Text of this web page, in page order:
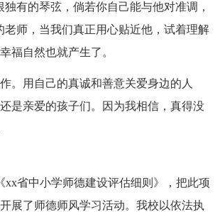
有的琴弦，倘若你自己能与他对准调，
师，当我们真正用心贴近他，试着理解
福自然也就产生了。
。用自己的真诚和善意关爱身边的人
是亲爱的孩子们。因为我相信，真得没
省中小学师德建设评估细则》，把此项
展了师德师风学习活动。我校以依法执